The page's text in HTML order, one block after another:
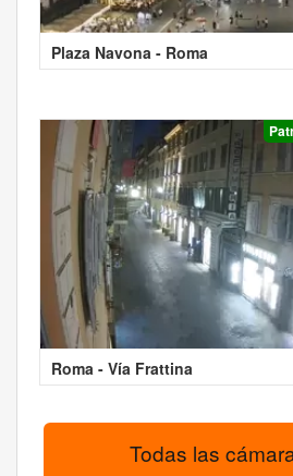
Plaza Navona - Roma
Roma - Vía Frattina
Todas las